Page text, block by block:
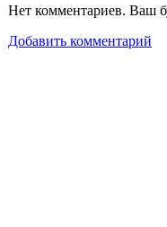
Нет комментариев. Ваш
Добавить комментарий